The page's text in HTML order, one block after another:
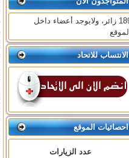
189 زائر، ولايوجد أعضاء داخل
الموقع
الانتساب للاتحاد
احصائيات الموقع
عدد الزيارات